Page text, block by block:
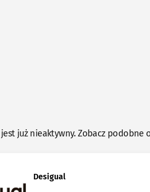
jest już nieaktywny. Zobacz podobne
Desigual